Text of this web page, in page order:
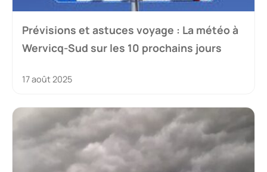
Prévisions et astuces voyage : La météo à
Wervicq-Sud sur les 10 prochains jours
17 août 2025